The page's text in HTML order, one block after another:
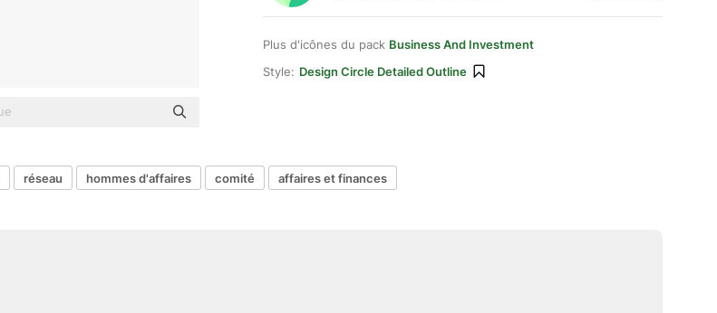
Plus d'icônes du pack Business And Investment
Style: Design Circle Detailed Outline
réseau hommes d'affaires comité affaires et finances